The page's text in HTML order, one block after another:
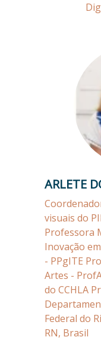
ARLETE
visuais do
Professora
Inovação
- PPgITE
Artes -
do CCHLA
Federal do
RN, Brasil